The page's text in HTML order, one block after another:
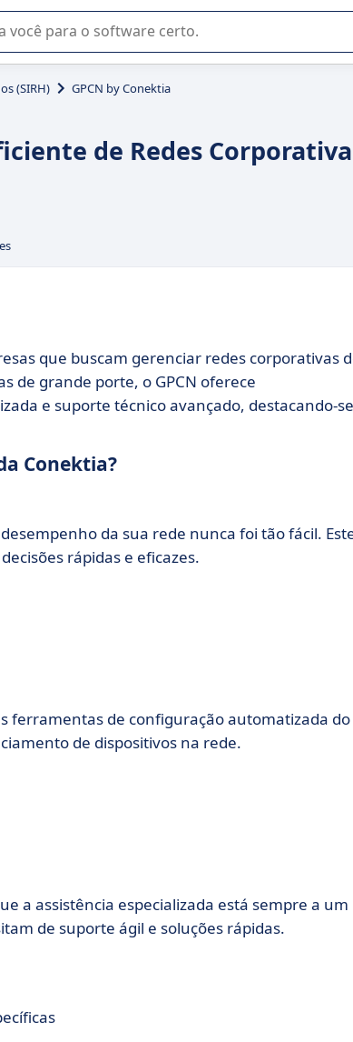
de software SaaS para sua empresa.
(SIRH) GPCN by Conektia
de Redes
que buscam gerenciar redes corporativas
de grande porte, o GPCN oferece
e suporte técnico avançado, destacando-se
Conektia?
da sua rede nunca foi tão fácil.
rápidas e eficazes.
ferramentas de configuração automatizada do
de dispositivos na rede.
a assistência especializada está sempre a um
de suporte ágil e soluções rápidas.